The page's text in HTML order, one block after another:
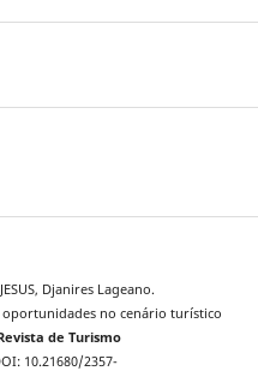
Djanires Lageano.
no cenário turístico
de Turismo
10.21680/2357-